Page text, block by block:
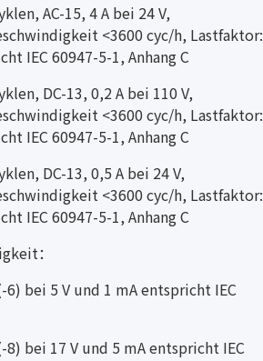
AC-15, 4 A bei 24 V,
<3600 cyc/h, Lastfaktor:
IEC 60947-5-1, Anhang C
DC-13, 0,2 A bei 110 V,
<3600 cyc/h, Lastfaktor:
IEC 60947-5-1, Anhang C
DC-13, 0,5 A bei 24 V,
<3600 cyc/h, Lastfaktor:
IEC 60947-5-1, Anhang C
：
6) bei 5 V und 1 mA entspricht IEC
8) bei 17 V und 5 mA entspricht IEC